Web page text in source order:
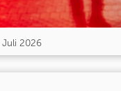
Juli 2026